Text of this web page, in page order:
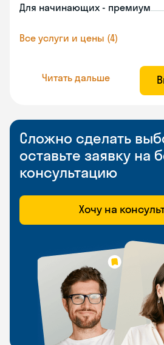
Для начинающих - премиум
Все услуги и цены (4)
Читать дальше
Сложно сделать
оставьте заявку на
консультацию
Хочу на